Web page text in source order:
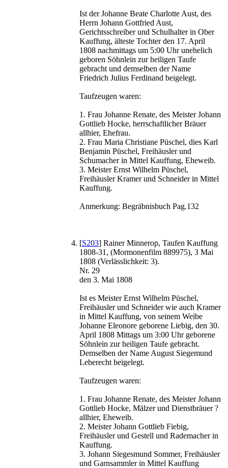
Ist der Johanne Beate Charlotte Aust, des
Herrn Johann Gottfried Aust,
Gerichtsschreiber und Schulhalter in Ober
Kauffung, älteste Tochter den 17. April
1808 nachmittags um 5:00 Uhr unehelich
geboren Söhnlein zur heiligen Taufe
gebracht und demselben der Name
Friedrich Julius Ferdinand beigelegt.
Taufzeugen waren:
1. Frau Johanne Renate, des Meister Johann
Gottlieb Hocke, herrschaftlicher Bräuer
allhier, Ehefrau.
2. Frau Maria Christiane Püschel, dies Karl
Benjamin Püschel, Freihäusler und
Schumacher in Mittel Kauffung, Eheweib.
3. Meister Ernst Wilhelm Püschel,
Freihäusler Kramer und Schneider in Mittel
Kauffung.
Anmerkung: Begräbnisbuch Pag.132
[S203] Rainer Minnerop, Taufen Kauffung
1808-31, (Mormonenfilm 889975), 3 Mai
1808 (Verlässlichkeit: 3).
Nr. 29
den 3. Mai 1808
Ist es Meister Ernst Wilhelm Püschel,
Freihäusler und Schneider wie auch Kramer
in Mittel Kauffung, von seinem Weibe
Johanne Eleonore geborene Liebig, den 30.
April 1808 Mittags um 3:00 Uhr geborene
Söhnlein zur heiligen Taufe gebracht.
Demselben der Name August Siegemund
Leberecht beigelegt.
Taufzeugen waren:
1. Frau Johanne Renate, des Meister Johann
Gottlieb Hocke, Mälzer und Dienstbräuer ?
allhier, Eheweib.
2. Meister Johann Gottlieb Fiebig,
Freihäusler und Gestell und Rademacher in
Kauffung.
3. Johann Siegesmund Sommer, Freihäusler
und Garnsammler in Mittel Kauffung